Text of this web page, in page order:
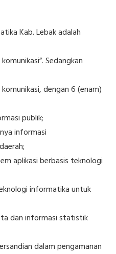
Kab. Lebak adalah
Sedangkan
dengan 6 (enam)
publik;
informasi
aplikasi berbasis teknologi
informatika untuk
dan informasi statistik
dalam pengamanan